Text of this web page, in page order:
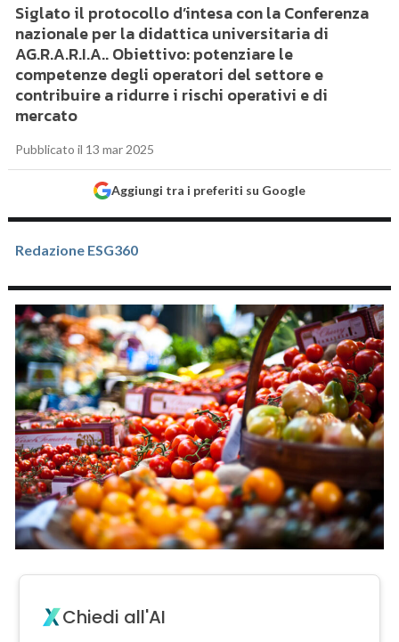
Siglato il protocollo d’intesa con la Conferenza
nazionale per la didattica universitaria di
AG.R.A.R.I.A.. Obiettivo: potenziare le
competenze degli operatori del settore e
contribuire a ridurre i rischi operativi e di
mercato
Pubblicato il 13 mar 2025
Aggiungi tra i preferiti su Google
Redazione ESG360
Chiedi all'AI